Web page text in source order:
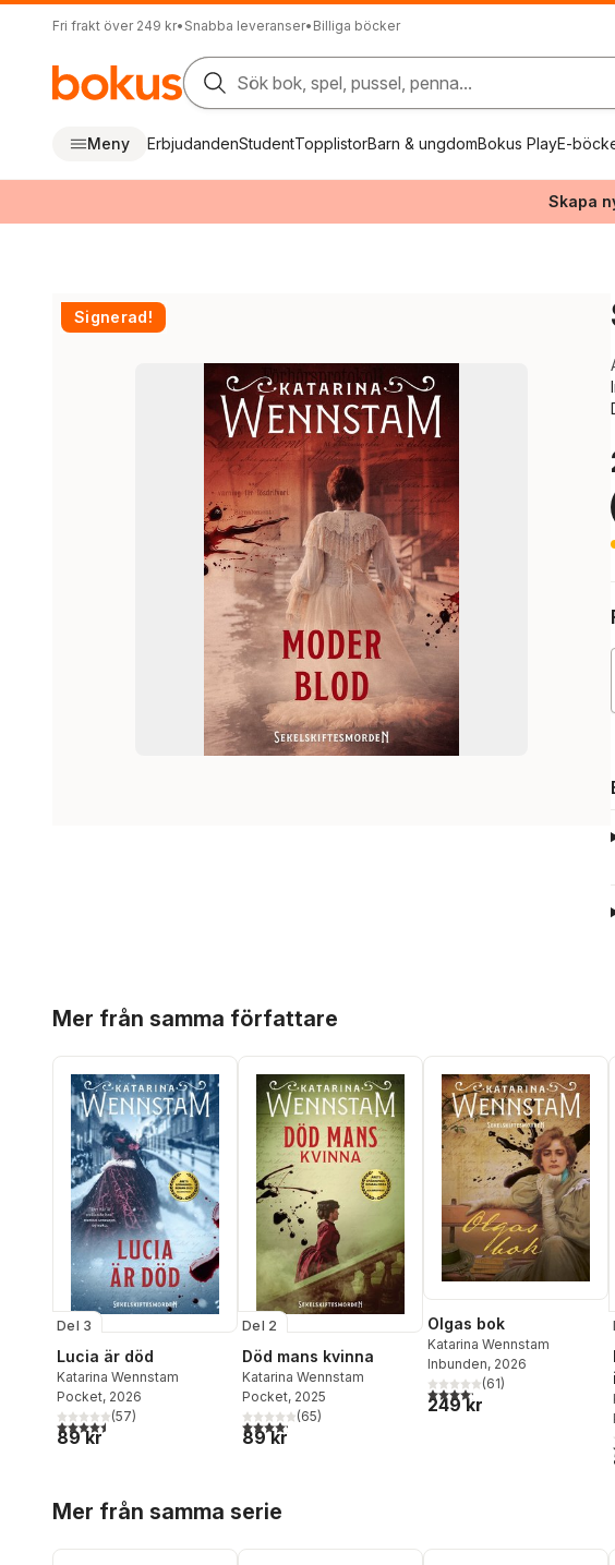
Fri frakt över 249 kr• Snabba leveranser• Billiga böcker
Sök bok, spel, pussel, penna...
Meny ErbjudandenStudentTopplistorBarn & ungdomBokus PlayE-
Skapa
Signerad!
Mer från samma författare
Del 3
Lucia är död
Katarina Wennstam
Pocket, 2026
4,5utav 5 stjärnor. Totalt antal röster:
(57)
89 kr
Del 2
Död mans kvinna
Katarina Wennstam
Pocket, 2025
4,2utav 5 stjärnor. Totalt antal röster:
(65)
89 kr
Olgas bok
Katarina Wennstam
Inbunden, 2026
4,2utav 5 stjärnor. Totalt antal
(61)
249 kr
Mer från samma serie